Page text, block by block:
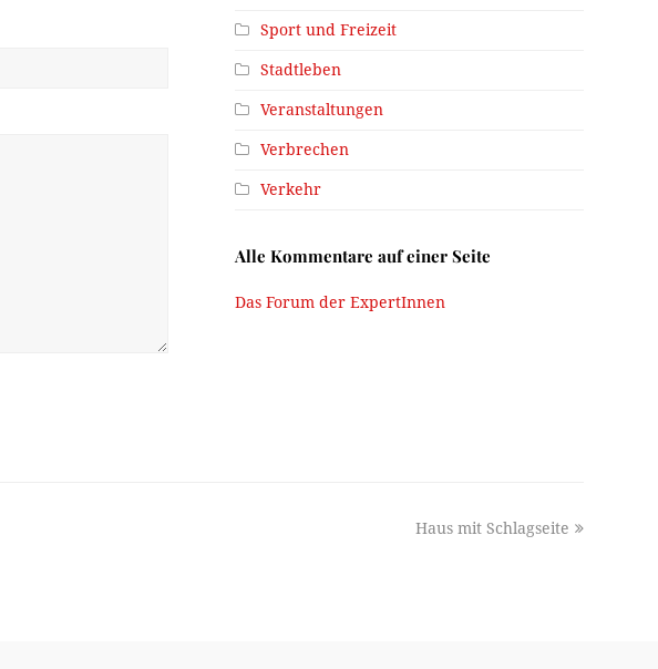
Sport und Freizeit
Stadtleben
Veranstaltungen
Verbrechen
Verkehr
Alle Kommentare auf einer Seite
Das Forum der ExpertInnen
next
Haus mit Schlagseite